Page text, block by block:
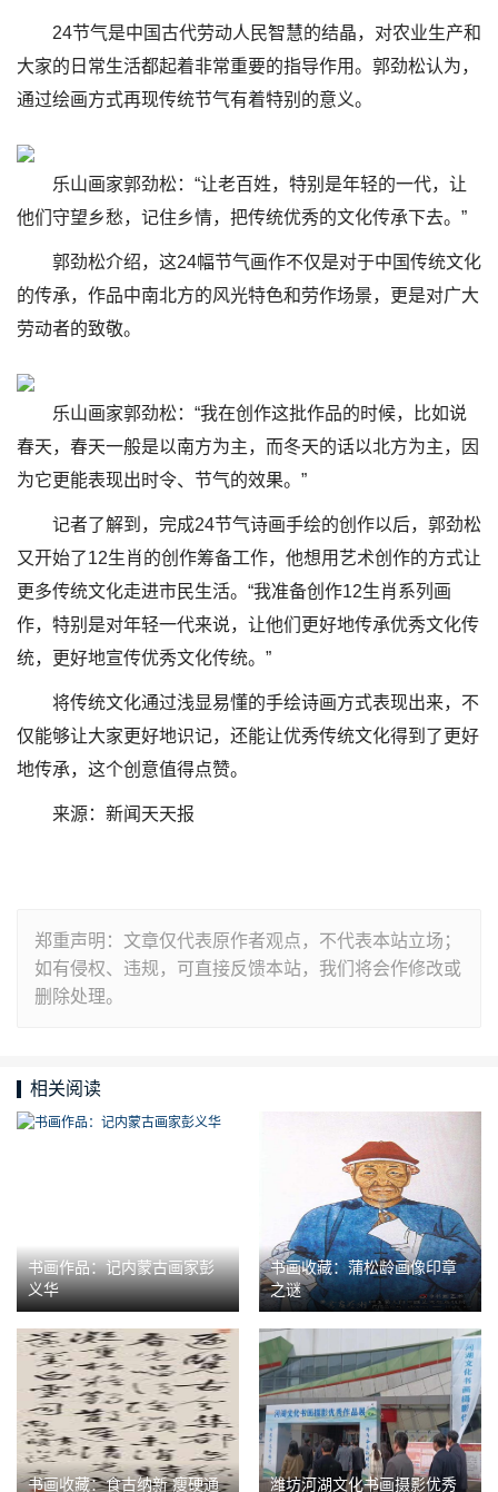
24节气是中国古代劳动人民智慧的结晶，对农业生产和
大家的日常生活都起着非常重要的指导作用。郭劲松认为，
通过绘画方式再现传统节气有着特别的意义。
乐山画家郭劲松：“让老百姓，特别是年轻的一代，让
他们守望乡愁，记住乡情，把传统优秀的文化传承下去。”
郭劲松介绍，这24幅节气画作不仅是对于中国传统文化
的传承，作品中南北方的风光特色和劳作场景，更是对广大
劳动者的致敬。
乐山画家郭劲松：“我在创作这批作品的时候，比如说
春天，春天一般是以南方为主，而冬天的话以北方为主，因
为它更能表现出时令、节气的效果。”
记者了解到，完成24节气诗画手绘的创作以后，郭劲松
又开始了12生肖的创作筹备工作，他想用艺术创作的方式让
更多传统文化走进市民生活。“我准备创作12生肖系列画
作，特别是对年轻一代来说，让他们更好地传承优秀文化传
统，更好地宣传优秀文化传统。”
将传统文化通过浅显易懂的手绘诗画方式表现出来，不
仅能够让大家更好地识记，还能让优秀传统文化得到了更好
地传承，这个创意值得点赞。
来源：新闻天天报
郑重声明：文章仅代表原作者观点，不代表本站立场；
如有侵权、违规，可直接反馈本站，我们将会作修改或
删除处理。
相关阅读
书画作品：记内蒙古画家彭
义华
书画收藏：蒲松龄画像印章
之谜
书画收藏：食古纳新 瘦硬通 潍坊河湖文化书画摄影优秀